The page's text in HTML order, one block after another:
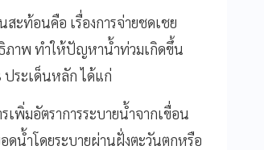
ะท้อนคือ เรื่องการจ่ายชดเชย
ธิภาพ ทำให้ปัญหาน้ำท่วมเกิดขึ้น
ประเด็นหลัก ได้แก่
พิ่มอัตราการระบายน้ำจากเขื่อน
ดน้ำโดยระบายผ่านฝั่งตะวันตกหรือ